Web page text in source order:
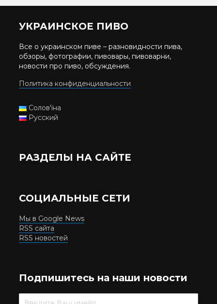
УКРАИНСКОЕ ПИВО
Все о украинском пиве – разновидности пива,
обзоры, фотографии, пивовары, пивоварни,
новости про пиво, обсуждения.
Политика конфиденциальности
Солов'їна
Русский
РАЗДЕЛЫ НА САЙТЕ
СОЦИАЛЬНЫЕ СЕТИ
Мы в Google News
RSS сайта
RSS новостей
Подпишитесь на наши новости